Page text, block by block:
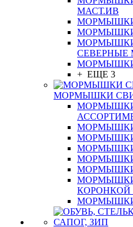
МАСТ.ИВ
СЕВЕРНЫЕ
+ ЕЩЕ 3
МОРМЫШКИ
МОРМЫШКИ
КОРОНКОЙ